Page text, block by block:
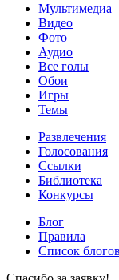
Мультимедиа
Видео
Фото
Аудио
Все голы
Обои
Игры
Темы
Развлечения
Голосования
Ссылки
Библиотека
Конкурсы
Блог
Правила
Список блогов